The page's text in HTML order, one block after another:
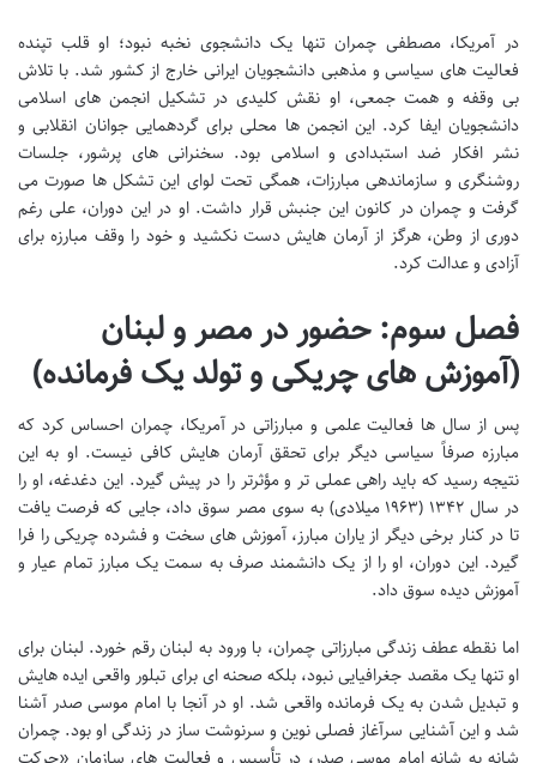
در آمریکا، مصطفی چمران تنها یک دانشجوی نخبه نبود؛ او قلب تپنده
فعالیت های سیاسی و مذهبی دانشجویان ایرانی خارج از کشور شد. با تلاش
بی وقفه و همت جمعی، او نقش کلیدی در تشکیل انجمن های اسلامی
دانشجویان ایفا کرد. این انجمن ها محلی برای گردهمایی جوانان انقلابی و
نشر افکار ضد استبدادی و اسلامی بود. سخنرانی های پرشور، جلسات
روشنگری و سازماندهی مبارزات، همگی تحت لوای این تشکل ها صورت می
گرفت و چمران در کانون این جنبش قرار داشت. او در این دوران، علی رغم
دوری از وطن، هرگز از آرمان هایش دست نکشید و خود را وقف مبارزه برای
آزادی و عدالت کرد.
فصل سوم: حضور در مصر و لبنان
(آموزش های چریکی و تولد یک فرمانده)
پس از سال ها فعالیت علمی و مبارزاتی در آمریکا، چمران احساس کرد که
مبارزه صرفاً سیاسی دیگر برای تحقق آرمان هایش کافی نیست. او به این
نتیجه رسید که باید راهی عملی تر و مؤثرتر را در پیش گیرد. این دغدغه، او را
در سال ۱۳۴۲ (۱۹۶۳ میلادی) به سوی مصر سوق داد، جایی که فرصت یافت
تا در کنار برخی دیگر از یاران مبارز، آموزش های سخت و فشرده چریکی را فرا
گیرد. این دوران، او را از یک دانشمند صرف به سمت یک مبارز تمام عیار و
آموزش دیده سوق داد.
اما نقطه عطف زندگی مبارزاتی چمران، با ورود به لبنان رقم خورد. لبنان برای
او تنها یک مقصد جغرافیایی نبود، بلکه صحنه ای برای تبلور واقعی ایده هایش
و تبدیل شدن به یک فرمانده واقعی شد. او در آنجا با امام موسی صدر آشنا
شد و این آشنایی سرآغاز فصلی نوین و سرنوشت ساز در زندگی او بود. چمران